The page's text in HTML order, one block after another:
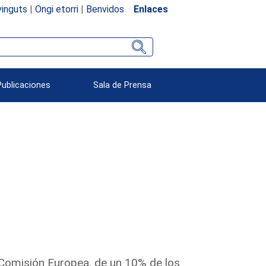
| Ongi etorri| Benvidos Enlaces
Sala de Prensa
Europea, de un 10% de los